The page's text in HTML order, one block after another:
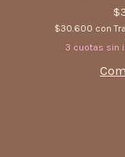
$30.600 con
3 cuotas sin